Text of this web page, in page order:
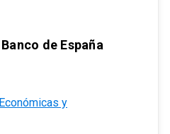
de España
y